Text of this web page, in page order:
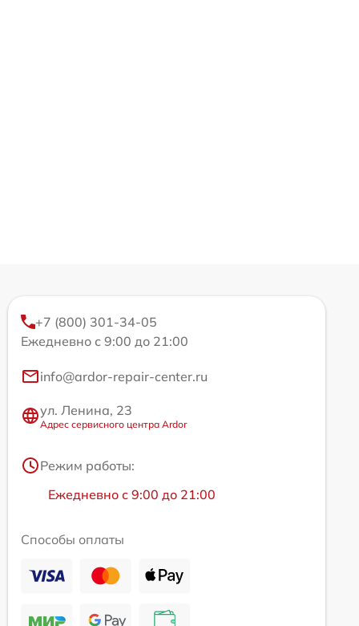
+7 (800) 301-34-05
Ежедневно с 9:00 до 21:00
info@ardor-repair-center.ru
ул. Ленина, 23
Адрес сервисного центра Ardor
Режим работы:
Ежедневно с 9:00 до 21:00
Способы оплаты